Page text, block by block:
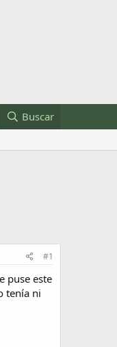
Buscar
#1
puse este
tenía ni